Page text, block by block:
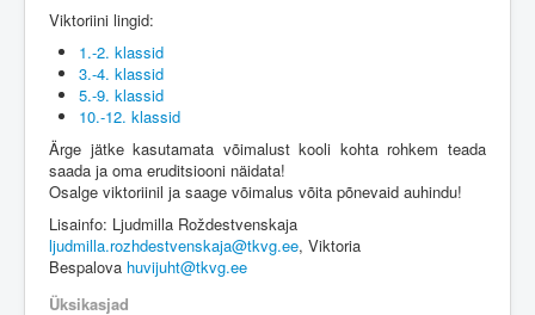
Viktoriini lingid:
1.-2. klassid
3.-4. klassid
5.-9. klassid
10.-12. klassid
Ärge jätke kasutamata võimalust kooli kohta rohkem teada
saada ja oma eruditsiooni näidata!
Osalge viktoriinil ja saage võimalus võita põnevaid auhindu!
Lisainfo: Ljudmilla Roždestvenskaja
ljudmilla.rozhdestvenskaja@tkvg.ee, Viktoria
Bespalova huvijuht@tkvg.ee
Üksikasjad